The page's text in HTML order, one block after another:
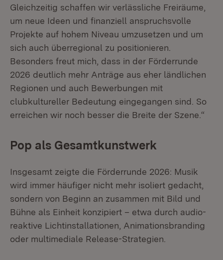
Gleichzeitig schaffen wir verlässliche Freiräume,
um neue Ideen und finanziell anspruchsvolle
Projekte auf hohem Niveau umzusetzen und um
sich auch überregional zu positionieren.
Besonders freut mich, dass in der Förderrunde
2026 deutlich mehr Anträge aus eher ländlichen
Regionen und auch Bewerbungen mit
clubkultureller Bedeutung eingegangen sind. So
erreichen wir noch besser die Breite der Szene.“
Pop als Gesamtkunstwerk
Insgesamt zeigte die Förderrunde 2026: Musik
wird immer häufiger nicht mehr isoliert gedacht,
sondern von Beginn an zusammen mit Bild und
Bühne als Einheit konzipiert – etwa durch audio-
reaktive Lichtinstallationen, Animationsbranding
oder multimediale Release-Strategien.